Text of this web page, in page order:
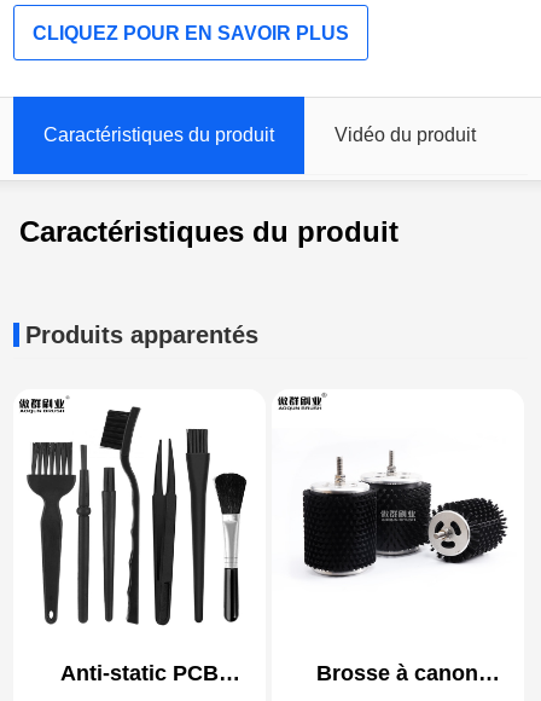
CLIQUEZ POUR EN SAVOIR PLUS
Caractéristiques du produit Vidéo du produit
Caractéristiques du produit
Produits apparentés
Anti-static PCB
Brosse à canon